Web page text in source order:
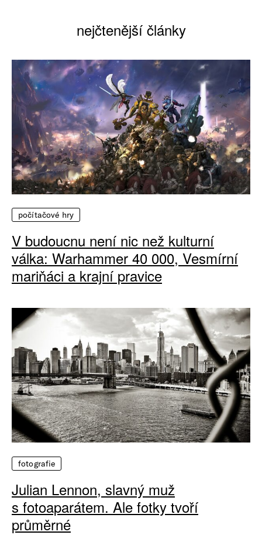
nejčtenější články
počítačové hry
V budoucnu není nic než kulturní
válka: Warhammer 40 000, Vesmírní
mariňáci a krajní pravice
fotografie
Julian Lennon, slavný muž
s fotoaparátem. Ale fotky tvoří
průměrné